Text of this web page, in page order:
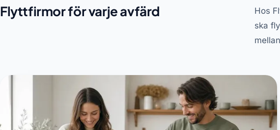
Flyttfirmor för varje avfärd Hos
ska